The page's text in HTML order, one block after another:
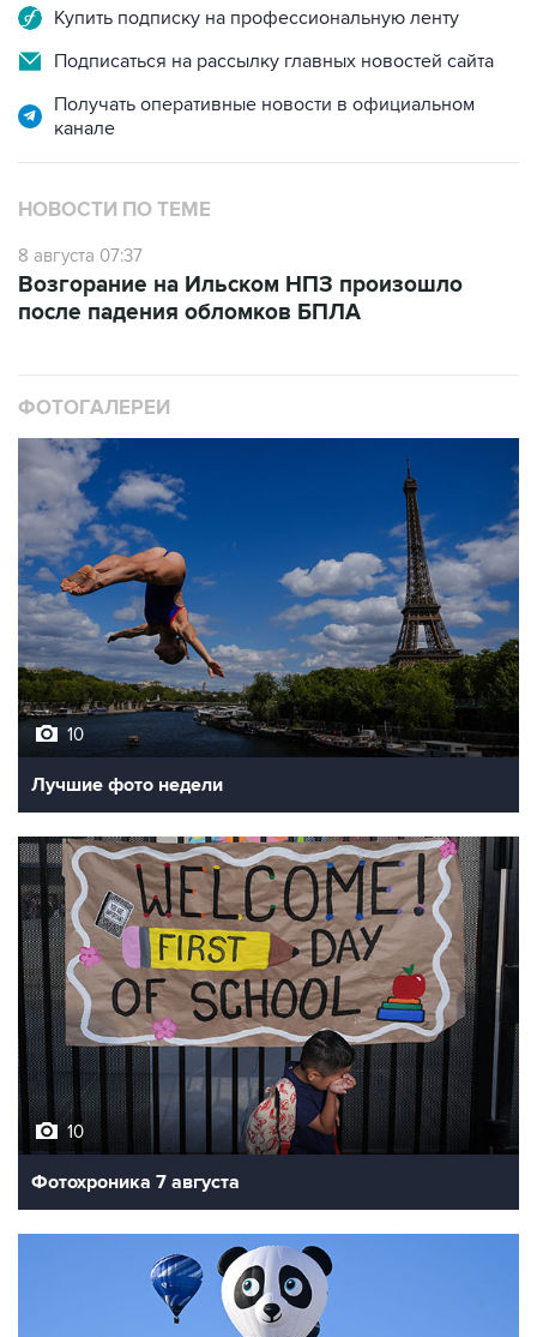
Купить подписку на профессиональную ленту
Подписаться на рассылку главных новостей сайта
Получать оперативные новости в официальном
канале
НОВОСТИ ПО ТЕМЕ
8 августа 07:37
Возгорание на Ильском НПЗ произошло
после падения обломков БПЛА
ФОТОГАЛЕРЕИ
10
Лучшие фото недели
10
Фотохроника 7 августа